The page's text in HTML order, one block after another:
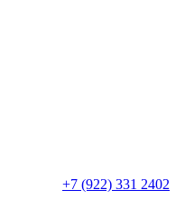
+7 (922) 331 2402